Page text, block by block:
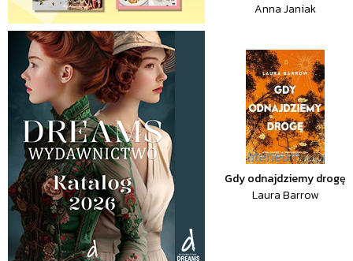
Anna Janiak
Gdy odnajdziemy drogę
Laura Barrow